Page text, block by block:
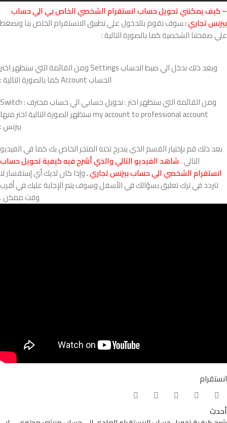
– كيف يمكنني تحويل حساب انستقرام الشخصي الخاص بي الي حساب
بيزنس تجاري :سوف نقوم بالدخول علي تطبيق الانستقرام الخاص بنا ونضغط
علي صفحتنا الشخصية كما بالصورة التالية :
وبعد ذلك ندخل الي ضبط الحساب Settings ومن القائمة التي ستظهر اختر
الحساب Account كما بالصورة التالية :
ومن القائمة التي ستظهر اختر : تحويل حسابي الي حساب محترف : Switch
my account to professional account ستظهر الصورة التالية اختر منها
بيزنس :
بعد ذلك قم بإختيار القسم الذي يندرج تحته المتجر الخاص بك كما في الفيديو
التالي .شاهد الفيديو التالي والذي أشرح فيه كيفية تحويل حساب
انستقرام الشخصي الي حساب بيزنس تجاري .وإذا كان لديك أي إستفسار لا
تتردد في ترك تعليق بسؤالك في الأسفل وسوف يتم الإجابة عليك في أقرب
وقت ممكن .
انستقرام
أحدث